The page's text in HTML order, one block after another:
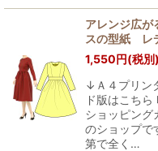
アレンジ広が
スの型紙 レ
1,550円(税別)
↓Ａ４プリン
ド版はこち
ショッピング
のショップで
第で全く…